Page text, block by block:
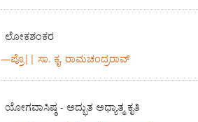
ಲೋಕಶಂಕರ
—ಪ್ರೊ|| ಸಾ. ಕೃ. ರಾಮಚಂದ್ರರಾವ್
ಯೋಗವಾಸಿಷ್ಠ - ಅದ್ಭುತ ಅಧ್ಯಾತ್ಮ ಕೃತಿ